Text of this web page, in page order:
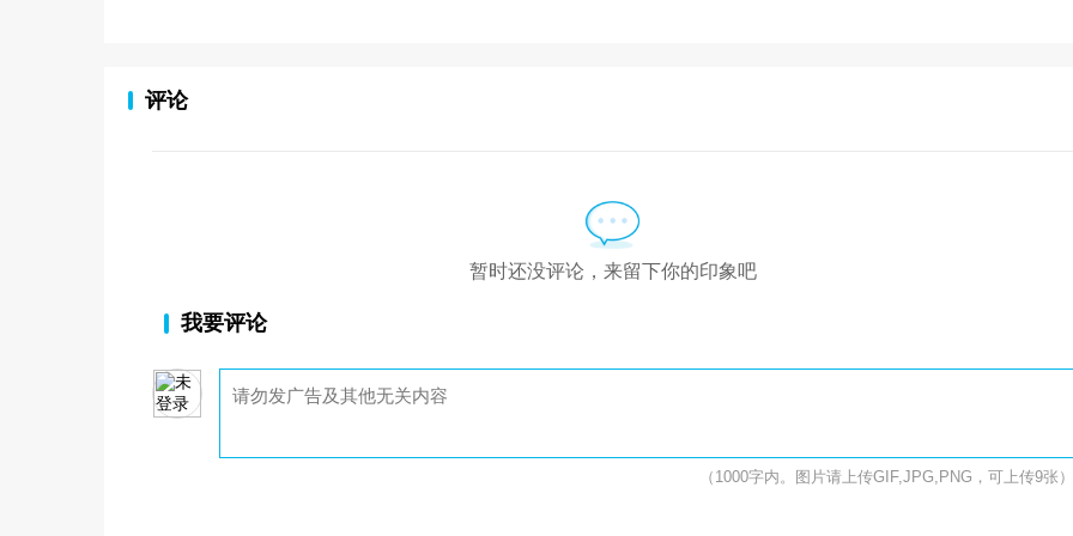
评论
暂时还没评论，来留下你的印象吧
我要评论
（1000字内。图片请上传GIF,JPG,PNG，可上传9张）